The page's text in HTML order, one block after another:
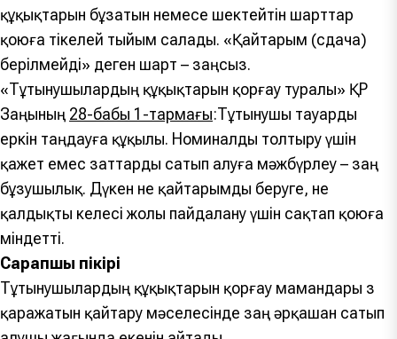
құқықтарын бұзатын немесе шектейтін шарттар
қоюға тікелей тыйым салады. «Қайтарым (сдача)
берілмейді» деген шарт – заңсыз.
«Тұтынушылардың құқықтарын қорғау туралы» ҚР
Заңының 28-бабы 1-тармағы:Тұтынушы тауарды
еркін таңдауға құқылы. Номиналды толтыру үшін
қажет емес заттарды сатып алуға мәжбүрлеу – заң
бұзушылық. Дүкен не қайтарымды беруге, не
қалдықты келесі жолы пайдалану үшін сақтап қоюға
міндетті.
Сарапшы пікірі
Тұтынушылардың құқықтарын қорғау мамандары өз
қаражатын қайтару мәселесінде заң әрқашан сатып